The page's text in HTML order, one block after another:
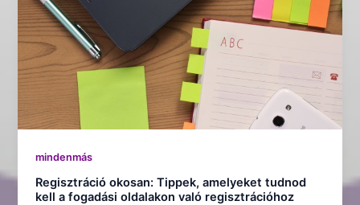
mindenmás
Regisztráció okosan: Tippek, amelyeket tudnod
kell a fogadási oldalakon való regisztrációhoz